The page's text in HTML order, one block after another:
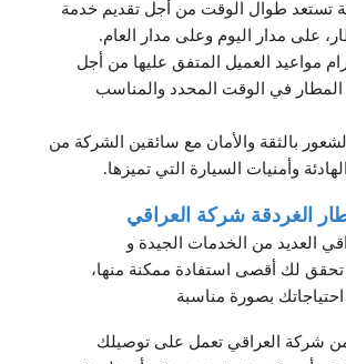
تستعد طوال الوقت من أجل تقديم خدمة
على مدار اليوم وعلى مدار العام.
مواعيد العميل المتفق عليها من أجل
في الوقت المحدد والمناسب
بالثقة والأمان مع سائقين الشركة من
وأمنيات السيارة التي تميزها.
الغردقة شركة العراقي
العديد من الخدمات الجيدة و
تحقق لك أقصى استفادة ممكنة منها،
بصورة مناسبة
شركة العراقي تعمل على توصيلك